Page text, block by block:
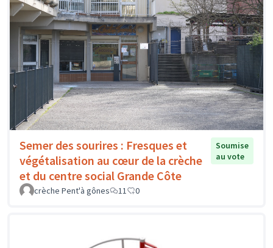
Semer des sourires : Fresques et
végétalisation au cœur de la crèche
et du centre social Grande Côte
Soumise
au vote
crèche Pent'à gônes 11 0